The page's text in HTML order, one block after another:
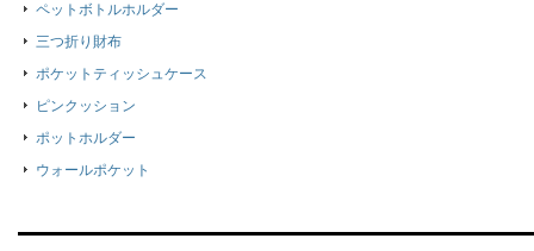
ペットボトルホルダー
三つ折り財布
ポケットティッシュケース
ピンクッション
ポットホルダー
ウォールポケット